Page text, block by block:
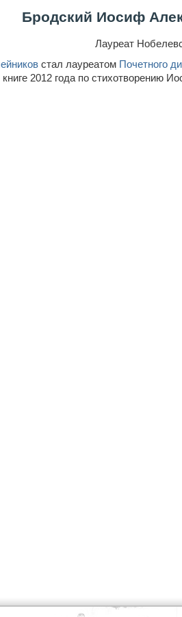
Бродский Иосиф
Лауреат
стал лауреатом Почетного
книге 2012 года по стихотворению